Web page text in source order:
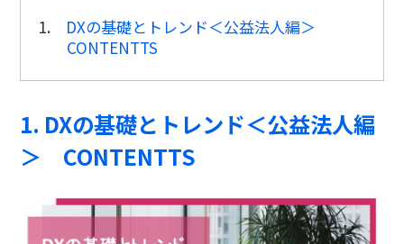
1. DXの基礎とトレンド＜公益法人編＞
CONTENTTS
1. DXの基礎とトレンド＜公益法人編
＞ CONTENTTS